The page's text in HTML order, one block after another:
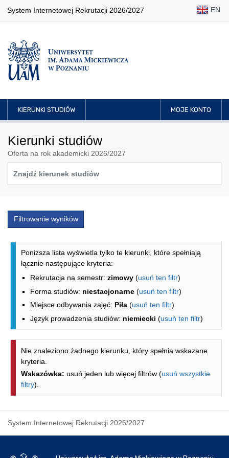
System Internetowej Rekrutacji 2026/2027 EN
KIERUNKI STUDIÓW MOJE KONTO
Kierunki studiów
Oferta na rok akademicki 2026/2027
Filtrowanie wyników
Lista kierunków - indeks alfabetyczny
Poniższa lista wyświetla tylko te kierunki, które spełniają
łącznie następujące kryteria:
Rekrutacja na semestr: zimowy (usuń ten filtr)
Forma studiów: niestacjonarne (usuń ten filtr)
Miejsce odbywania zajęć: Piła (usuń ten filtr)
Język prowadzenia studiów: niemiecki (usuń ten filtr)
Nie znaleziono żadnego kierunku, który spełnia wskazane
kryteria.
Wskazówka: usuń jeden lub więcej filtrów (usuń wszystkie
filtry).
System Internetowej Rekrutacji 2026/2027